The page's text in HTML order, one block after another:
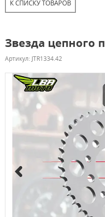
К СПИСКУ ТОВАРОВ
Звезда цепного
Артикул: JTR1334.42